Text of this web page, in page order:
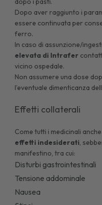
Dopo aver raggiunto i
essere continuata per
ferro.
In caso di assunzione/
elevata di Intrafer
vicino ospedale.
Non assumere una dose
l’eventuale dimenticanza
Effetti collaterali
Come tutti i medicinali anche
effetti indesiderati,
manifestino, tra cui:
Disturbi gastrointestinali
Tensione addominale
Nausea